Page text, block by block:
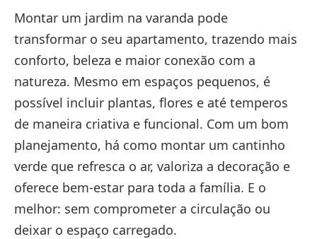
Montar um jardim na varanda pode
transformar o seu apartamento, trazendo mais
conforto, beleza e maior conexão com a
natureza. Mesmo em espaços pequenos, é
possível incluir plantas, flores e até temperos
de maneira criativa e funcional. Com um bom
planejamento, há como montar um cantinho
verde que refresca o ar, valoriza a decoração e
oferece bem-estar para toda a família. E o
melhor: sem comprometer a circulação ou
deixar o espaço carregado.